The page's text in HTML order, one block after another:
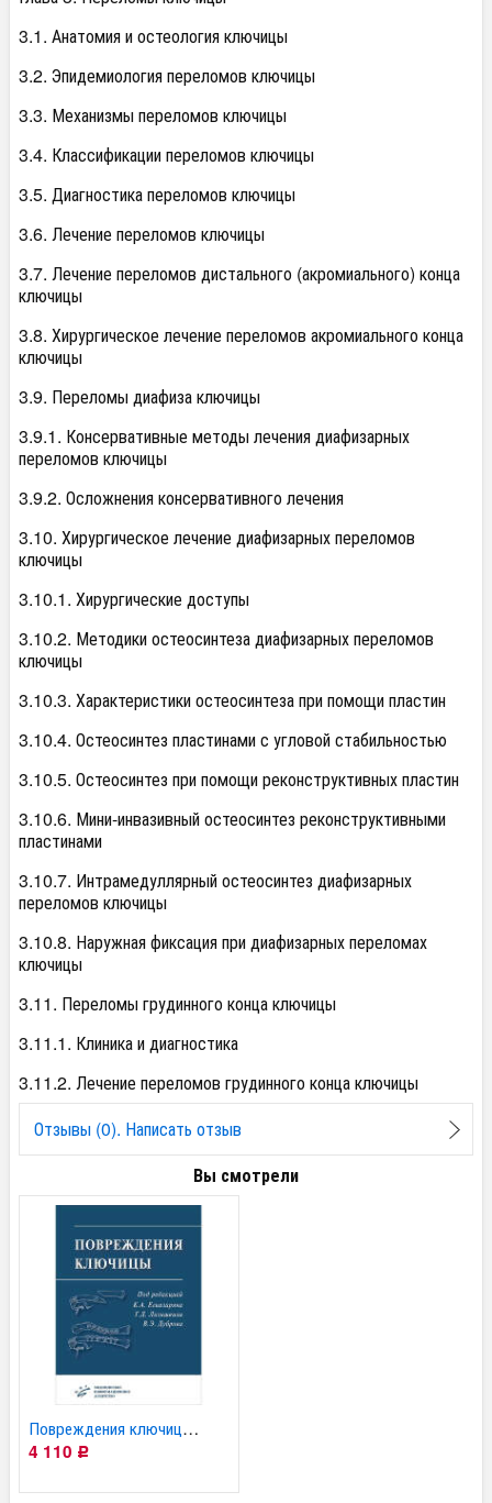
3.1. Анатомия и остеология ключицы
3.2. Эпидемиология переломов ключицы
3.3. Механизмы переломов ключицы
3.4. Классификации переломов ключицы
3.5. Диагностика переломов ключицы
3.6. Лечение переломов ключицы
3.7. Лечение переломов дистального (акромиального) конца
ключицы
3.8. Хирургическое лечение переломов акромиального конца
ключицы
3.9. Переломы диафиза ключицы
3.9.1. Консервативные методы лечения диафизарных
переломов ключицы
3.9.2. Осложнения консервативного лечения
3.10. Хирургическое лечение диафизарных переломов
ключицы
3.10.1. Хирургические доступы
3.10.2. Методики остеосинтеза диафизарных переломов
ключицы
3.10.3. Характеристики остеосинтеза при помощи пластин
3.10.4. Остеосинтез пластинами с угловой стабильностью
3.10.5. Остеосинтез при помощи реконструктивных пластин
3.10.6. Мини-инвазивный остеосинтез реконструктивными
пластинами
3.10.7. Интрамедуллярный остеосинтез диафизарных
переломов ключицы
3.10.8. Наружная фиксация при диафизарных переломах
ключицы
3.11. Переломы грудинного конца ключицы
3.11.1. Клиника и диагностика
3.11.2. Лечение переломов грудинного конца ключицы
Отзывы (0). Написать отзыв
Вы смотрели
Повреждения ключицы:...
4 110 Р